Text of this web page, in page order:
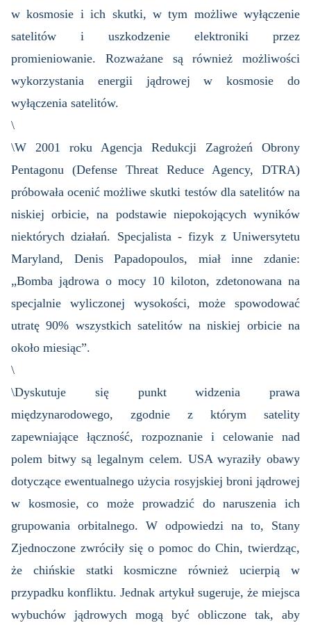
w kosmosie i ich skutki, w tym możliwe wyłączenie
satelitów i uszkodzenie elektroniki przez
promieniowanie. Rozważane są również możliwości
wykorzystania energii jądrowej w kosmosie do
wyłączenia satelitów.
\
\W 2001 roku Agencja Redukcji Zagrożeń Obrony
Pentagonu (Defense Threat Reduce Agency, DTRA)
próbowała ocenić możliwe skutki testów dla satelitów na
niskiej orbicie, na podstawie niepokojących wyników
niektórych działań. Specjalista - fizyk z Uniwersytetu
Maryland, Denis Papadopoulos, miał inne zdanie:
„Bomba jądrowa o mocy 10 kiloton, zdetonowana na
specjalnie wyliczonej wysokości, może spowodować
utratę 90% wszystkich satelitów na niskiej orbicie na
około miesiąc”.
\
\Dyskutuje się punkt widzenia prawa
międzynarodowego, zgodnie z którym satelity
zapewniające łączność, rozpoznanie i celowanie nad
polem bitwy są legalnym celem. USA wyraziły obawy
dotyczące ewentualnego użycia rosyjskiej broni jądrowej
w kosmosie, co może prowadzić do naruszenia ich
grupowania orbitalnego. W odpowiedzi na to, Stany
Zjednoczone zwróciły się o pomoc do Chin, twierdząc,
że chińskie statki kosmiczne również ucierpią w
przypadku konfliktu. Jednak artykuł sugeruje, że miejsca
wybuchów jądrowych mogą być obliczone tak, aby